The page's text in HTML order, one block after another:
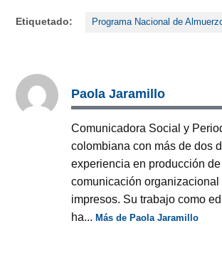
Etiquetado: Programa Nacional de
Paola Jaramillo
Comunicadora Social y
colombiana con más de dos
experiencia en producción
comunicación organizacional
impresos. Su trabajo como
ha...Más de Paola Jaramillo